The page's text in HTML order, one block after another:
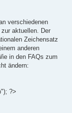
verschiedenen
aktuellen. Der
Zeichensatz
anderen
in den FAQs zum
ändern:
?>